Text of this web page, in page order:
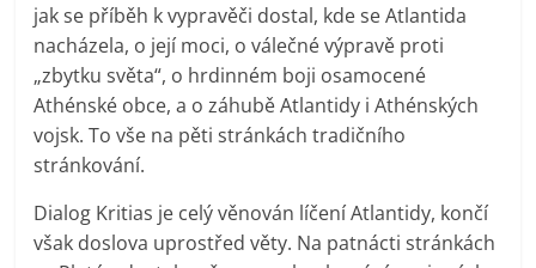
jak se příběh k vypravěči dostal, kde se Atlantida
nacházela, o její moci, o válečné výpravě proti
„zbytku světa“, o hrdinném boji osamocené
Athénské obce, a o záhubě Atlantidy i Athénských
vojsk. To vše na pěti stránkách tradičního
stránkování.
Dialog Kritias je celý věnován líčení Atlantidy, končí
však doslova uprostřed věty. Na patnácti stránkách